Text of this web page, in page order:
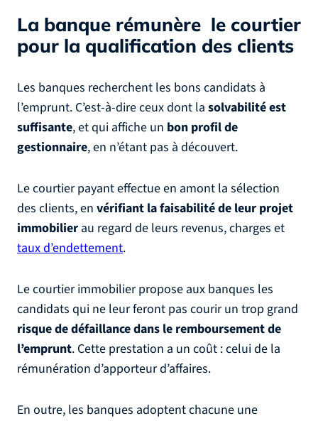
La banque rémunère le courtier
pour la qualification des clients
Les banques recherchent les bons candidats à
l’emprunt. C’est-à-dire ceux dont la solvabilité est
suffisante, et qui affiche un bon profil de
gestionnaire, en n’étant pas à découvert.
Le courtier payant effectue en amont la sélection
des clients, en vérifiant la faisabilité de leur projet
immobilier au regard de leurs revenus, charges et
taux d’endettement.
Le courtier immobilier propose aux banques les
candidats qui ne leur feront pas courir un trop grand
risque de défaillance dans le remboursement de
l’emprunt. Cette prestation a un coût : celui de la
rémunération d’apporteur d’affaires.
En outre, les banques adoptent chacune une